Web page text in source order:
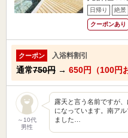
日帰り 絶景
クーポンあり
クーポン 入浴料割引
通常750円 → 650円（100円
～10代
男性
露天と言う名前ですが
になっています。南ア
ました…